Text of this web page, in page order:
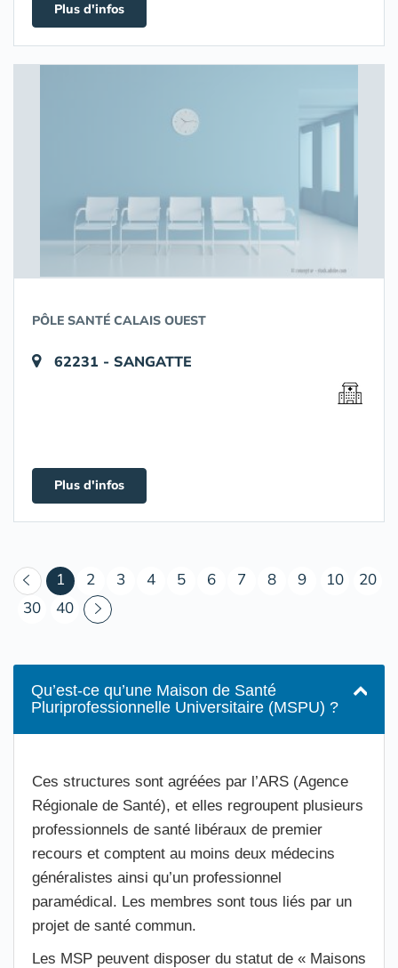
Plus d'infos
PÔLE SANTÉ CALAIS OUEST
62231 - SANGATTE
Plus d'infos
1 (courant)
2 3 4 5 6 7 8 9 10
20
30
40
Qu’est-ce qu’une Maison de Santé
Pluriprofessionnelle Universitaire (MSPU) ?
Ces structures sont agréées par l’ARS (Agence
Régionale de Santé), et elles regroupent plusieurs
professionnels de santé libéraux de premier
recours et comptent au moins deux médecins
généralistes ainsi qu’un professionnel
paramédical. Les membres sont tous liés par un
projet de santé commun.
Les MSP peuvent disposer du statut de « Maisons